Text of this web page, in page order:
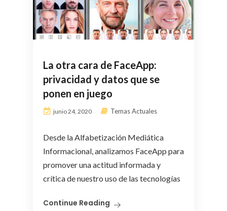
La otra cara de FaceApp:
privacidad y datos que se
ponen en juego
junio 24, 2020 Temas Actuales
Desde la Alfabetización Mediática
Informacional, analizamos FaceApp para
promover una actitud informada y
crítica de nuestro uso de las tecnologías
Continue Reading